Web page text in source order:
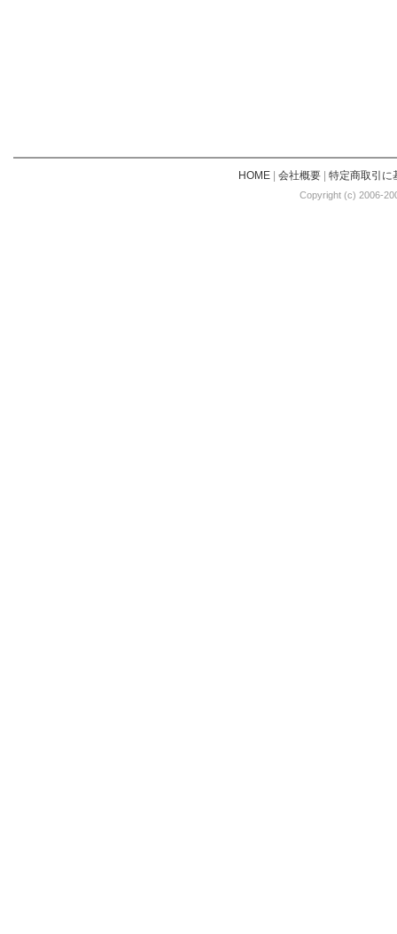
HOME| 会社概要| 特定商取引に
Copyright (c) 2006-